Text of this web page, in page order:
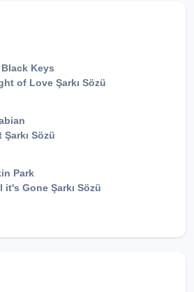
Keys
of Love Şarkı Sözü
Şarkı Sözü
Park
it's Gone Şarkı Sözü